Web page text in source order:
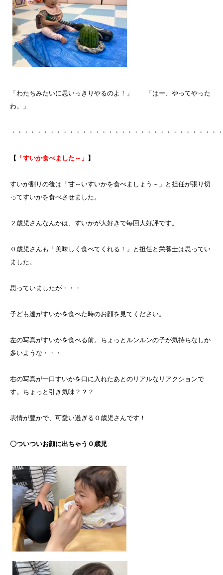
「わたちみたいに思いっきりやるのよ！」 「はー、やってやった
わ。」
・・・・・・・・・・・・・・・・・・・・・・・・・・・・・・・・
【 「すいか食べました～」 】
すいか割りの後は「甘～いすいかを食べましょう～」と担任が張り切
ってすいかを食べさせました。
２歳児さんなんかは、すいかが大好きで毎回大好評です。
０歳児さんも「美味しく食べてくれる！」と担任と栄養士は思ってい
ました。
思っていましたが・・・
子ども達がすいかを食べた時のお顔を見てください。
左の写真がすいかを食べる前。ちょっとルンルンの子が気持ちなしか
多いような・・・
右の写真が一口すいかを口に入れたあとのリアルなリアクションで
す。ちょっと引き気味？？？
表情が豊かで、可愛い過ぎる０歳児さんです！
〇ついついお顔に出ちゃう０歳児